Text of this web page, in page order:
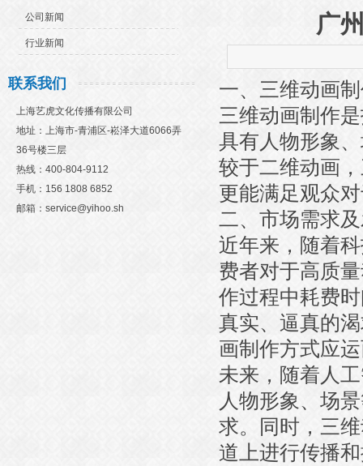
公司新闻
行业新闻
联系我们
上海艺虎文化传播有限公司
地址：上海市-青浦区-崧泽大道6066弄
36号楼三层
热线：400-804-9112
手机：156 1808 6852
邮箱：service@yihoo.sh
广
一、三维动画
三维动画制作
具有人物形象
较于二维动画
更能满足观众
二、市场需求
近年来，随着
费者对于高质
作过程中耗费
真实、逼真的
画制作方式应
未来，随着人
人物形象、场
求。同时，三
道上进行传播